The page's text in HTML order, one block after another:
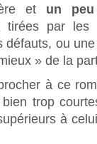
et un peu
tirées par
défauts, ou
» de la
à ce
trop
à